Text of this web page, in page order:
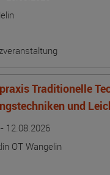
Traditionelle
und
12.08.2026
OT Wangelin